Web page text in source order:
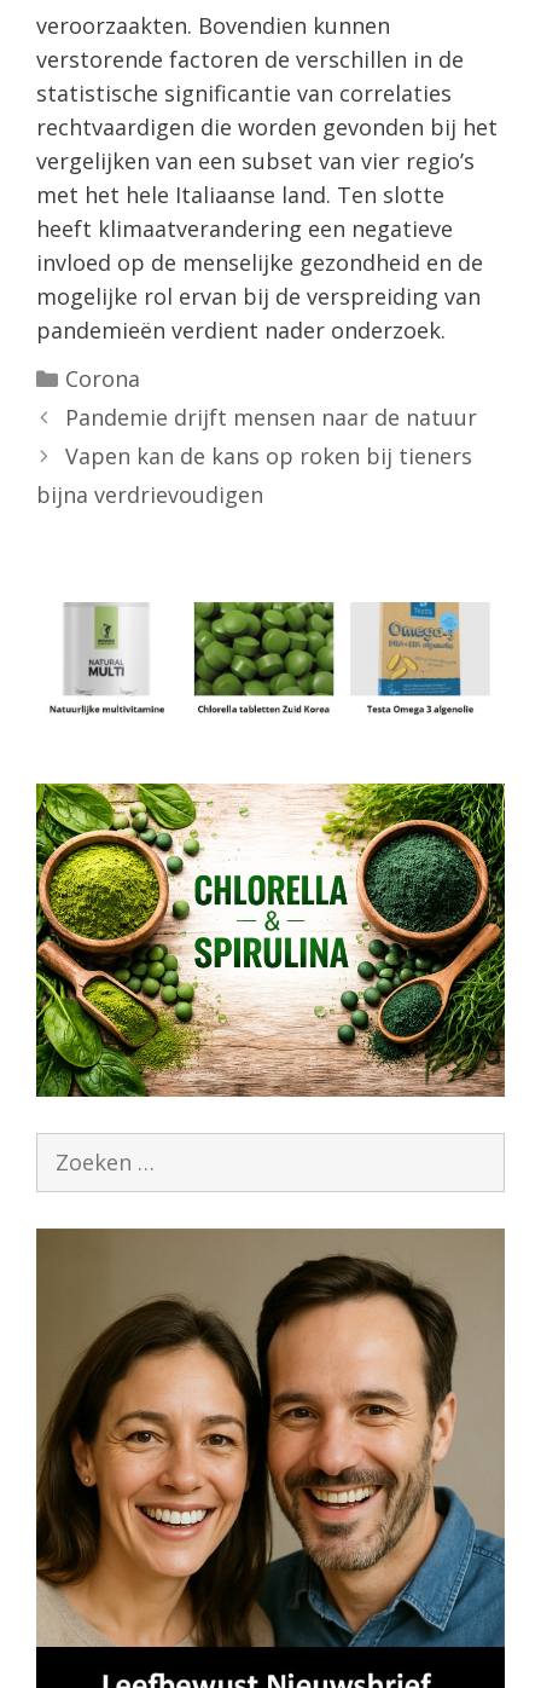
veroorzaakten. Bovendien kunnen
verstorende factoren de verschillen in de
statistische significantie van correlaties
rechtvaardigen die worden gevonden bij het
vergelijken van een subset van vier regio’s
met het hele Italiaanse land. Ten slotte
heeft klimaatverandering een negatieve
invloed op de menselijke gezondheid en de
mogelijke rol ervan bij de verspreiding van
pandemieën verdient nader onderzoek.
Categorieën
Corona
Pandemie drijft mensen naar de natuur
Vapen kan de kans op roken bij tieners
bijna verdrievoudigen
Zoek